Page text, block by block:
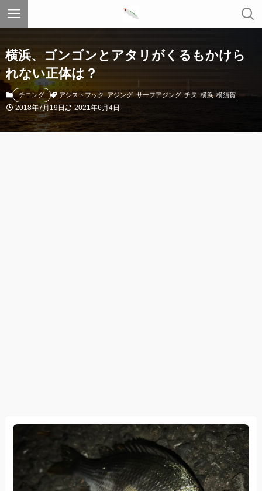
横浜、ゴンゴンとアタリがくるもかけら
れない正体は？
チニング アシストフック アジング サーフアジング チヌ 横浜 横須賀
2018年7月19日 2021年6月4日